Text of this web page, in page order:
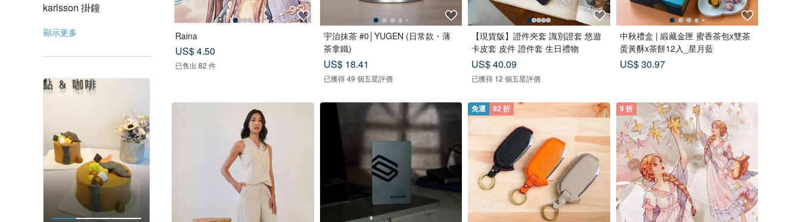
karlsson 掛鐘
顯示更多 Raina
US$ 4.50
已售出 82 件
宇治抹茶 #0│YUGEN (日常款・薄
茶拿鐵)
US$ 18.41
已獲得 49 個五星評價
【現貨版】證件夾套 識別證套 悠遊
卡皮套 皮件 證件套 生日禮物
US$ 40.09
已獲得 12 個五星評價
中秋禮盒 | 緞藏金匣 蜜香茶包x雙茶
蛋黃酥x茶餅12入_星月藍
US$ 30.97
免運 92 折 9 折